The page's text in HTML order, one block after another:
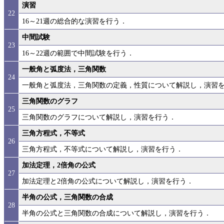
22
演習
16～21週の総合的な演習を行う．
23
中間試験
16～22週の範囲で中間試験を行う．
24
一般角と弧度法，三角関数
一般角と弧度法，三角関数の定義，性質について解説し，演習
25
三角関数のグラフ
三角関数のグラフについて解説し，演習を行う．
26
三角方程式，不等式
三角方程式，不等式について解説し，演習を行う．
27
加法定理，2倍角の公式
加法定理と2倍角の公式について解説し，演習を行う．
28
半角の公式，三角関数の合成
半角の公式と三角関数の合成について解説し，演習を行う．